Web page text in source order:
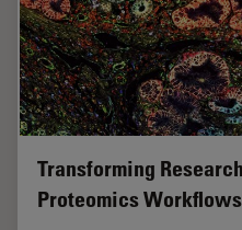
Transforming
Proteomics Workflows